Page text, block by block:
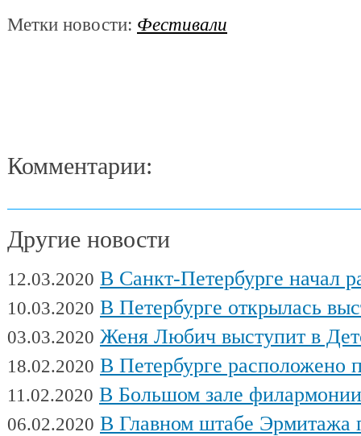
Метки новости: Фестивали
Комментарии:
Другие новости
12.03.2020 В Санкт-Петербурге начал работу
10.03.2020 В Петербурге открылась выставка
03.03.2020 Женя Любич выступит в Детском театре
18.02.2020 В Петербурге расположено
11.02.2020 В Большом зале филармонии
06.02.2020 В Главном штабе Эрмитажа пройдет